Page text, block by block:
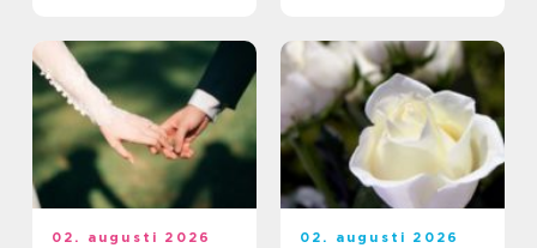
02. augusti 2026 02. augusti 2026